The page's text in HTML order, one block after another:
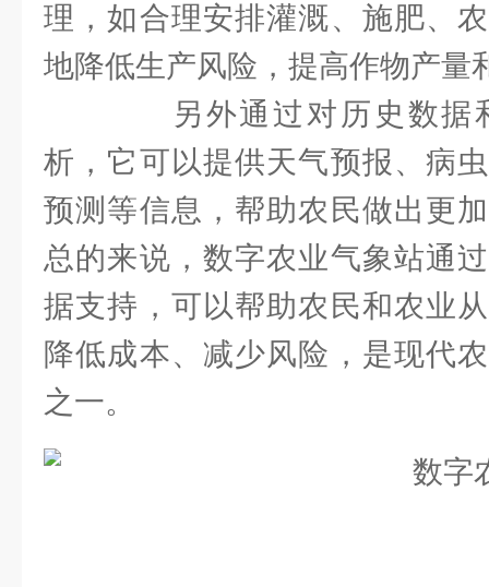
理，如合理安排灌溉、施肥、
地降低生产风险，提高作物产量
另外通过对历史数据
析，它可以提供天气预报、病
预测等信息，帮助农民做出更
总的来说，数字农业气象站通
据支持，可以帮助农民和农业
降低成本、减少风险，是现代
之一。